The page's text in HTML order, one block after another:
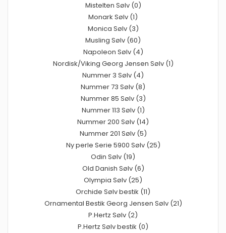
Mistelten Sølv (0)
Monark Sølv (1)
Monica Sølv (3)
Musling Sølv (60)
Napoleon Sølv (4)
Nordisk/Viking Georg Jensen Sølv (1)
Nummer 3 Sølv (4)
Nummer 73 Sølv (8)
Nummer 85 Sølv (3)
Nummer 113 Sølv (1)
Nummer 200 Sølv (14)
Nummer 201 Sølv (5)
Ny perle Serie 5900 Sølv (25)
Odin Sølv (19)
Old Danish Sølv (6)
Olympia Sølv (25)
Orchide Sølv bestik (11)
Ornamental Bestik Georg Jensen Sølv (21)
P.Hertz Sølv (2)
P.Hertz Sølv bestik (0)